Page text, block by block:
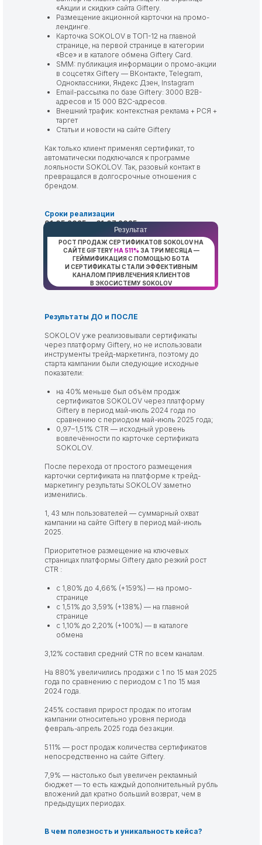
«Акции и скидки» сайта Giftery.
Размещение акционной карточки на промо-
лендинге.
Карточка SOKOLOV в ТОП-12 на главной
странице, на первой странице в категории
«Все» и в каталоге обмена Giftery Card.
SMM: публикация информации о промо-акции
в соцсетях Giftery — ВКонтакте, Telegram,
Одноклассники, Яндекс Дзен, Instagram
Email-рассылка по базе Giftery: 3000 B2B-
адресов и 15 000 B2C-адресов.
Внешний трафик: контекстная реклама + РСЯ +
таргет
Статьи и новости на сайте Giftery
Как только клиент применял сертификат, то
автоматически подключался к программе
лояльности SOKOLOV. Так, разовый контакт в
превращался в долгосрочные отношения с
брендом.
Сроки реализации
01.05.2025 — 31.07.2025
Результаты ДО и ПОСЛЕ
SOKOLOV уже реализовывали сертификаты
через платформу Giftery, но не использовали
инструменты трейд-маркетинга, поэтому до
старта кампании были следующие исходные
показатели:
на 40% меньше был объём продаж
сертификатов SOKOLOV через платформу
Giftery в период май-июль 2024 года по
сравнению с периодом май-июль 2025 года;
0,97–1,51% CTR — исходный уровень
вовлечённости по карточке сертификата
SOKOLOV.
После перехода от простого размещения
карточки сертификата на платформе к трейд-
маркетингу результаты SOKOLOV заметно
изменились.
1, 43 млн пользователей — суммарный охват
кампании на сайте Giftery в период май-июль
2025.
Приоритетное размещение на ключевых
страницах платформы Giftery дало резкий рост
CTR :
с 1,80% до 4,66% (+159%) — на промо-
странице
с 1,51% до 3,59% (+138%) — на главной
странице
с 1,10% до 2,20% (+100%) — в каталоге
обмена
3,12% составил средний CTR по всем каналам.
На 880% увеличились продажи с 1 по 15 мая 2025
года по сравнению с периодом с 1 по 15 мая
2024 года.
245% составил прирост продаж по итогам
кампании относительно уровня периода
февраль-апрель 2025 года без акции.
511% — рост продаж количества сертификатов
непосредственно на сайте Giftery.
7,9% — настолько был увеличен рекламный
бюджет — то есть каждый дополнительный рубль
вложений дал кратно больший возврат, чем в
предыдущих периодах.
В чем полезность и уникальность кейса?
Результат
РОСТ ПРОДАЖ СЕРТИФИКАТОВ SOKOLOV НА
САЙТЕ GIFTERYНА 511% ЗА ТРИ МЕСЯЦА —
ГЕЙМИФИКАЦИЯ С ПОМОЩЬЮ БОТА
И СЕРТИФИКАТЫ СТАЛИ ЭФФЕКТИВНЫМ
КАНАЛОМ ПРИВЛЕЧЕНИЯ КЛИЕНТОВ
В ЭКОСИСТЕМУ SOKOLOV